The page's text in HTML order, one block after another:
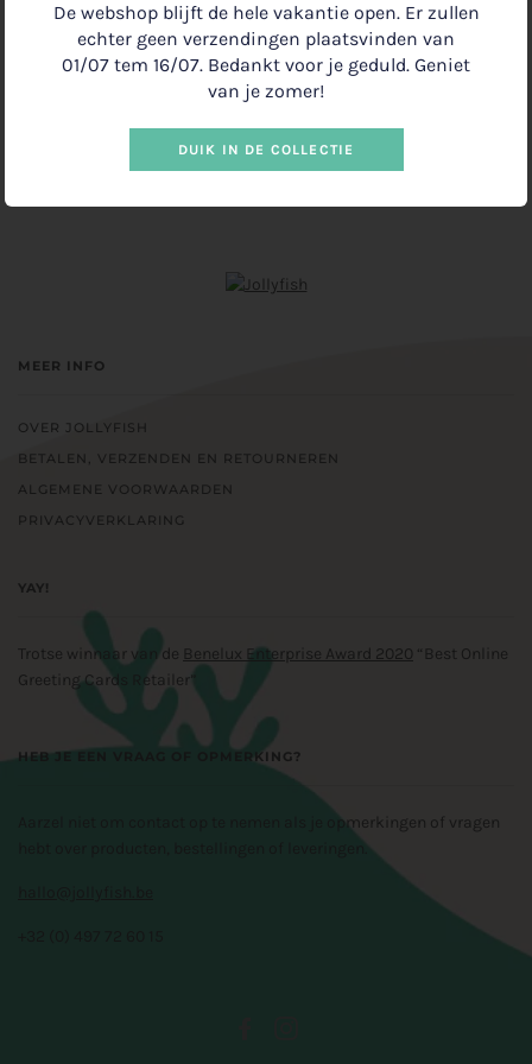
IN WINKELMANDJE €3.00
MEER INFO
OVER JOLLYFISH
BETALEN, VERZENDEN EN RETOURNEREN
ALGEMENE VOORWAARDEN
PRIVACYVERKLARING
YAY!
Trotse winnaar van de Benelux Enterprise Award 2020 “Best Online
Greeting Cards Retailer”
HEB JE EEN VRAAG OF OPMERKING?
Aarzel niet om contact op te nemen als je opmerkingen of vragen
hebt over producten, bestellingen of leveringen.
De webshop blijft de hele vakantie open. Er zullen
echter geen verzendingen plaatsvinden van
01/07 tem 16/07. Bedankt voor je geduld. Geniet
van je zomer!
DUIK IN DE COLLECTIE